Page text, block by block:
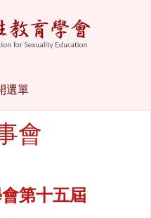
選單
會
第十五屆